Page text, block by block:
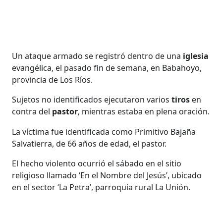
Un ataque armado se registró dentro de una iglesia
evangélica, el pasado fin de semana, en Babahoyo,
provincia de Los Ríos.
Sujetos no identificados ejecutaron varios tiros en
contra del pastor, mientras estaba en plena oración.
La víctima fue identificada como Primitivo Bajaña
Salvatierra, de 66 años de edad, el pastor.
El hecho violento ocurrió el sábado en el sitio
religioso llamado ‘En el Nombre del Jesús’, ubicado
en el sector ‘La Petra’, parroquia rural La Unión.